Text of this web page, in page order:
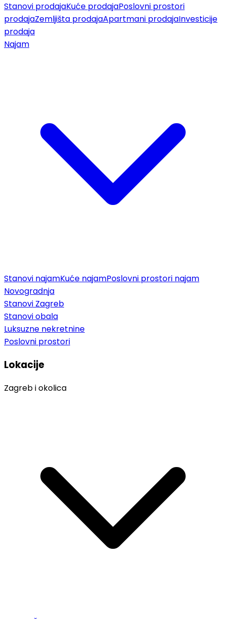
Stanovi prodajaKuće prodajaPoslovni prostori
prodajaZemljišta prodajaApartmani prodajaInvesticije
prodaja
Najam
Stanovi najamKuće najamPoslovni prostori najam
Novogradnja
Stanovi Zagreb
Stanovi obala
Luksuzne nekretnine
Poslovni prostori
Lokacije
Zagreb i okolica